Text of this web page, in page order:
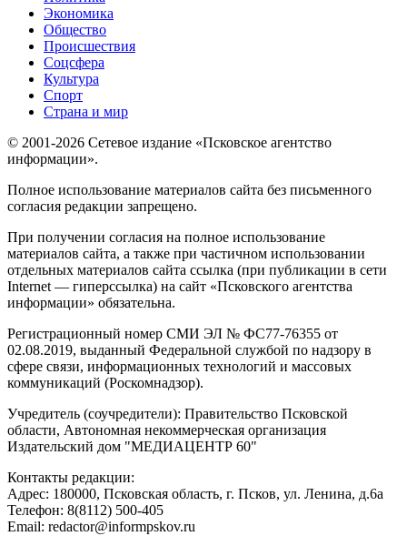
Экономика
Общество
Происшествия
Соцсфера
Культура
Спорт
Страна и мир
© 2001-2026 Сетевое издание «Псковское агентство
информации».
Полное использование материалов сайта без письменного
согласия редакции запрещено.
При получении согласия на полное использование
материалов сайта, а также при частичном использовании
отдельных материалов сайта ссылка (при публикации в сети
Internet — гиперссылка) на сайт «Псковского агентства
информации» обязательна.
Регистрационный номер СМИ ЭЛ № ФС77-76355 от
02.08.2019, выданный Федеральной службой по надзору в
сфере связи, информационных технологий и массовых
коммуникаций (Роскомнадзор).
Учредитель (соучредители): Правительство Псковской
области, Автономная некоммерческая организация
Издательский дом "МЕДИАЦЕНТР 60"
Контакты редакции:
Адреc: 180000, Псковская область, г. Псков, ул. Ленина, д.6а
Телефон: 8(8112) 500-405
Email: redactor@informpskov.ru